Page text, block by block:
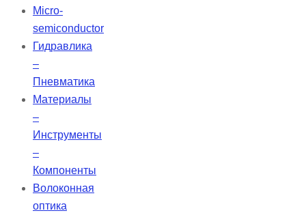
Micro-
semiconductor
Гидравлика
–
Пневматика
Материалы
–
Инструменты
–
Компоненты
Волоконная
оптика